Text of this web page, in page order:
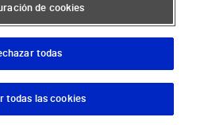
a Supervita
de privacidad Mapa web Protección de datos
de cookies
todas
todas las cookies